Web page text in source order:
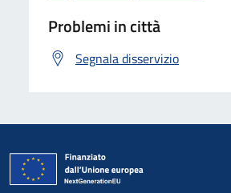
Problemi in città
Segnala disservizio